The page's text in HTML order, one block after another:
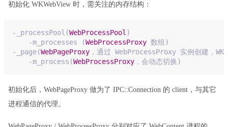
初始化 WKWebView 时，需关注的内存结构：
-_processPool (WebProcessPool )
    -m_processes
(WebProcessProxy 数组)
-_page(WebPageProxy ，通过 WebProcessProxy 实例创建，
    -m_process
(WebProcessProxy ，会动态切换)
初始化后，WebPageProxy 做为了 IPC::Connection 的 client，与其它
进程通信的代理。